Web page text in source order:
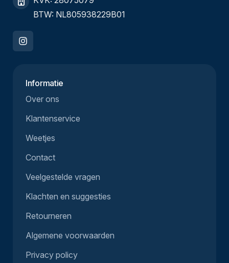
BTW: NL805938229B01
Informatie
Over ons
Klantenservice
Weetjes
Contact
Veelgestelde vragen
Klachten en suggesties
Retourneren
Algemene voorwaarden
Privacy policy